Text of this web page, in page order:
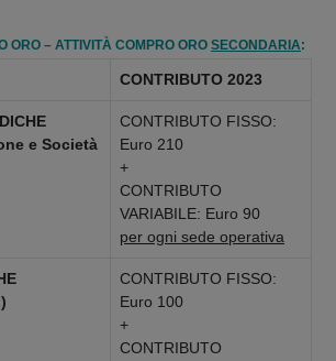
ORO – ATTIVITÀ COMPRO ORO SECONDARIA:
CONTRIBUTO 2023
e Società
CONTRIBUTO FISSO:
Euro 210
+
CONTRIBUTO
VARIABILE: Euro 90
per ogni sede operativa
CONTRIBUTO FISSO:
Euro 100
+
CONTRIBUTO